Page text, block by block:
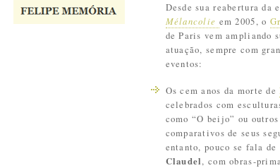
Desde sua reabertura da
Mélancolie em 2005, o
de Paris vem ampliando
atuação, sempre com
eventos:
Os cem anos da morte de
celebrados com
como “O beijo” ou
comparativos de seus
entanto, pouco se fala de
Claudel, com obras-